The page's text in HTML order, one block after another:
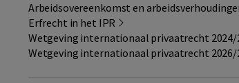
Arbeidsovereenkomst en
Erfrecht in het IPR
Wetgeving internationaal privaatrecht 2024/
Wetgeving internationaal privaatrecht 2026/